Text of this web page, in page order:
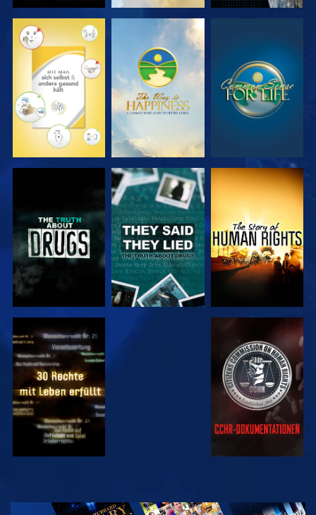
ANSEHEN ANSEHEN ANSEHEN
ANSEHEN ANSEHEN
ANSEHEN ANSEHEN
ANSEHEN
SERIE